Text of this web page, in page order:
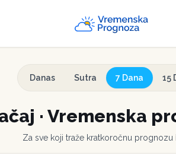
Danas Sutra 7 Dana 15
· Vremenska
Za sve koji traže kratkoročnu prognozu